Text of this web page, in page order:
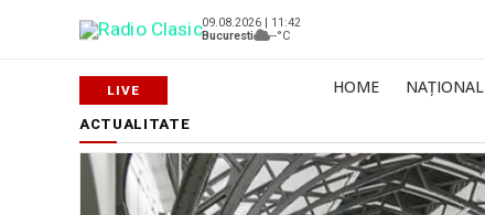
09.08.2026 | 11:42
Bucuresti
--°C
HOME NAȚIONAL
ACTUALITATE